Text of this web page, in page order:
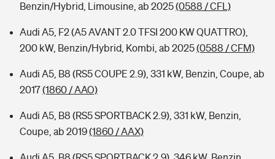
Benzin/Hybrid, Limousine, ab 2025(0588 / CFL)
Audi A5, F2 (A5 AVANT 2.0 TFSI 200 KW QUATTRO),
200 kW, Benzin/Hybrid, Kombi, ab 2025(0588 / CFM)
Audi A5, B8 (RS5 COUPE 2.9), 331 kW, Benzin, Coupe, ab
2017(1860 / AAO)
Audi A5, B8 (RS5 SPORTBACK 2.9), 331 kW, Benzin,
Coupe, ab 2019(1860 / AAX)